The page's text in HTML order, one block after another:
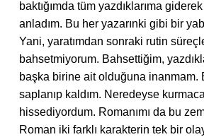
baktığımda tüm yazdıklarıma giderek
anladım. Bu her yazarınki gibi bir
Yani, yaratımdan sonraki rutin
bahsetmiyorum. Bahsettiğim,
başka birine ait olduğuna inanmam.
saplanıp kaldım. Neredeyse
hissediyordum. Romanımı da bu
Roman iki farklı karakterin tek bir